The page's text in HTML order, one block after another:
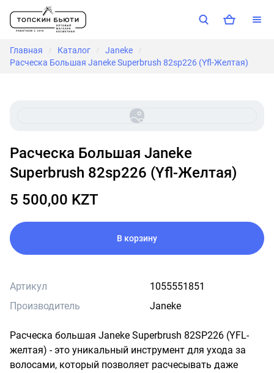
Главная / Каталог / Janeke /
Расческа Большая Janeke Superbrush 82sp226 (Yfl-Желтая)
Расческа Большая Janeke
Superbrush 82sp226 (Yfl-Желтая)
5 500,00 KZT
В корзину
Артикул
1055551851
Производитель
Janeke
Расческа большая Janeke Superbrush 82SP226 (YFL-
желтая) - это уникальный инструмент для ухода за
волосами, который позволяет расчесывать даже